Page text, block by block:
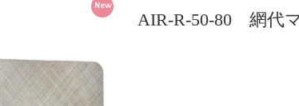
New
AIR-R-50-80 網代マ